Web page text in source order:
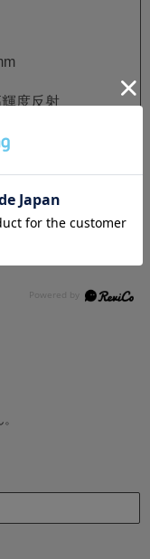
度反射
側「お買い物か
をしてくださ
せん。